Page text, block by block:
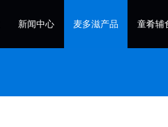
新闻中心 麦多滋产品 童肴辅